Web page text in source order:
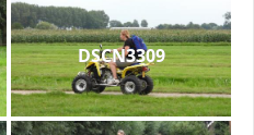
DSCN3309